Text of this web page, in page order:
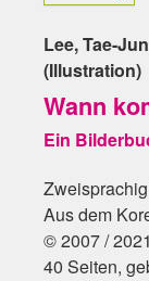
Lee, Tae-
(Illustration)
Wann
Ein
Aus dem
© 2007 /
40 Seiten,